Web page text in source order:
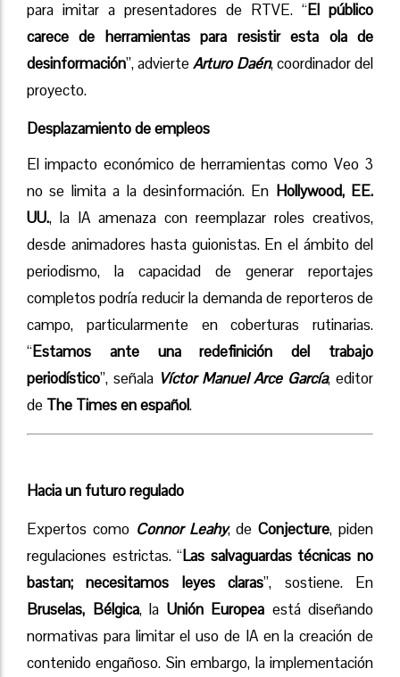
para imitar a presentadores de RTVE. “El público
carece de herramientas para resistir esta ola de
desinformación”, advierteArturo Daén, coordinador del
proyecto.
Desplazamiento de empleos
El impacto económico de herramientas como Veo 3
no se limita a la desinformación. En Hollywood, EE.
UU., la IA amenaza con reemplazar roles creativos,
desde animadores hasta guionistas. En el ámbito del
periodismo, la capacidad de generar reportajes
completos podría reducir la demanda de reporteros de
campo, particularmente en coberturas rutinarias.
“Estamos ante una redefinición del trabajo
periodístico”, señala Víctor Manuel Arce García, editor
de The Times en español.
Hacia un futuro regulado
Expertos como Connor Leahy, deConjecture, piden
regulaciones estrictas. “Las salvaguardas técnicas no
bastan; necesitamos leyes claras”, sostiene. En
Bruselas, Bélgica, la Unión Europea está diseñando
normativas para limitar el uso de IA en la creación de
contenido engañoso. Sin embargo, la implementación